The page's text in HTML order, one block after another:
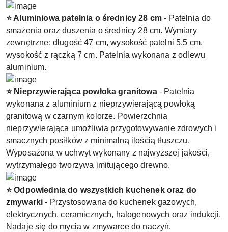
⭐ Aluminiowa patelnia o średnicy 28 cm - Patelnia do
smażenia oraz duszenia o średnicy 28 cm. Wymiary
zewnętrzne: długość 47 cm, wysokość patelni 5,5 cm,
wysokość z rączką 7 cm. Patelnia wykonana z odlewu
aluminium.
⭐ Nieprzywierająca powłoka granitowa - Patelnia
wykonana z aluminium z nieprzywierającą powłoką
granitową w czarnym kolorze. Powierzchnia
nieprzywierająca umożliwia przygotowywanie zdrowych i
smacznych posiłków z minimalną ilością tłuszczu.
Wyposażona w uchwyt wykonany z najwyższej jakości,
wytrzymałego tworzywa imitującego drewno.
⭐ Odpowiednia do wszystkich kuchenek oraz do
zmywarki - Przystosowana do kuchenek gazowych,
elektrycznych, ceramicznych, halogenowych oraz indukcji.
Nadaje się do mycia w zmywarce do naczyń.